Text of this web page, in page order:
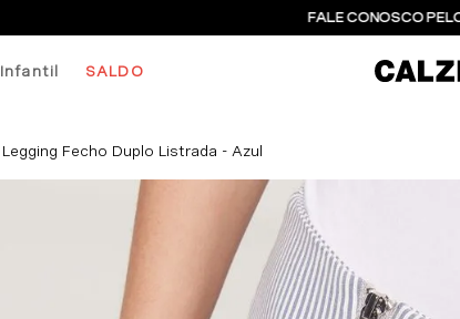
FALE CONOSCO
Infantil SALDO
Legging Fecho Duplo Listrada - Azul